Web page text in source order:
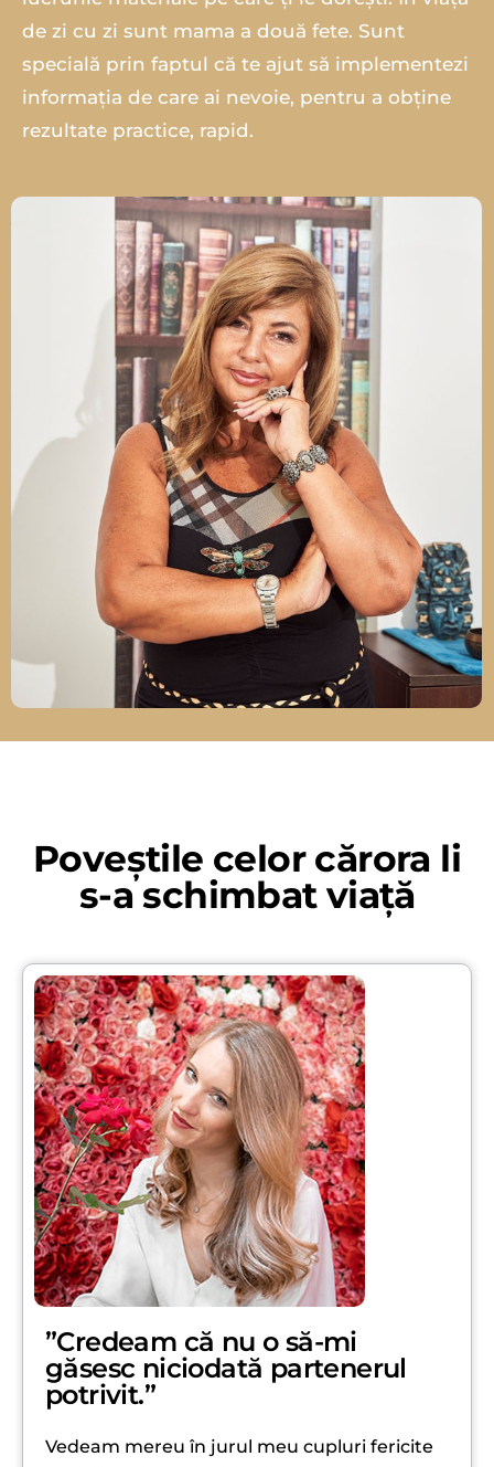
de zi cu zi sunt mama a două fete. Sunt
specială prin faptul că te ajut să implementezi
informația de care ai nevoie, pentru a obține
rezultate practice, rapid.
Poveștile celor cărora li
s-a schimbat viață
”Credeam că nu o să-mi
găsesc niciodată partenerul
potrivit.”
Vedeam mereu în jurul meu cupluri fericite